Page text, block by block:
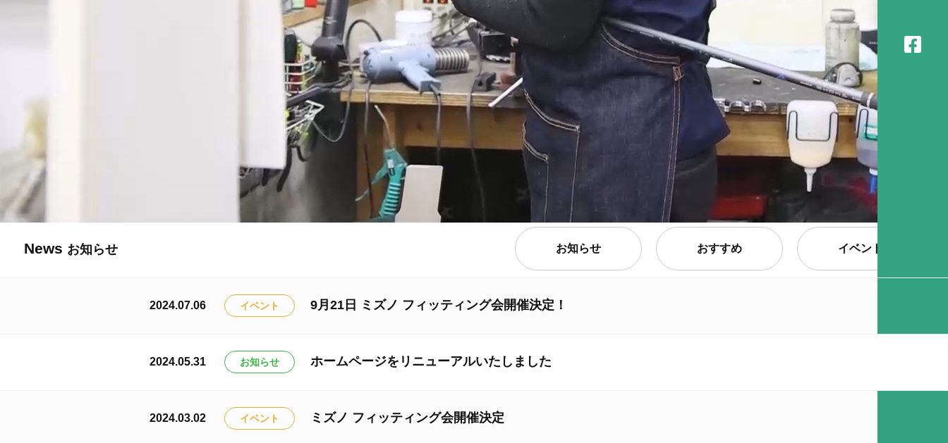
News お知らせ お知らせ おすすめ イベント
2024.07.06 イベント 9月21日 ミズノ フィッティング会開催決定！
2024.05.31 お知らせ ホームページをリニューアルいたしました
2024.03.02 イベント ミズノ フィッティング会開催決定